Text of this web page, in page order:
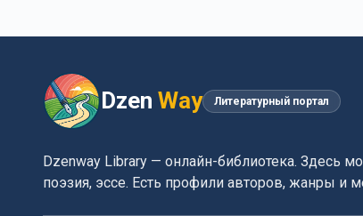
Dzen Way Литературный портал
Dzenway Library — онлайн-библиотека. Здесь
поэзия, эссе. Есть профили авторов, жанры и